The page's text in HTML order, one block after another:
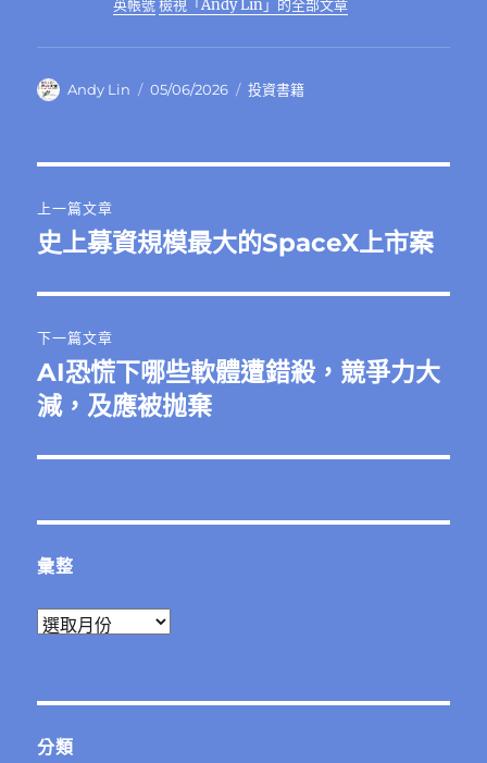
英帳號 檢視「Andy Lin」的全部文章
作
Andy Lin
發
05/06/2026
分
投資書籍
章
覽
上一篇文章
上
篇
文
章:
史上募資規模最大的SpaceX上市案
下一篇文章
下
一
文
AI恐慌下哪些軟體遭錯殺，競爭力大
減，及應被抛棄
彙整
彙
分類